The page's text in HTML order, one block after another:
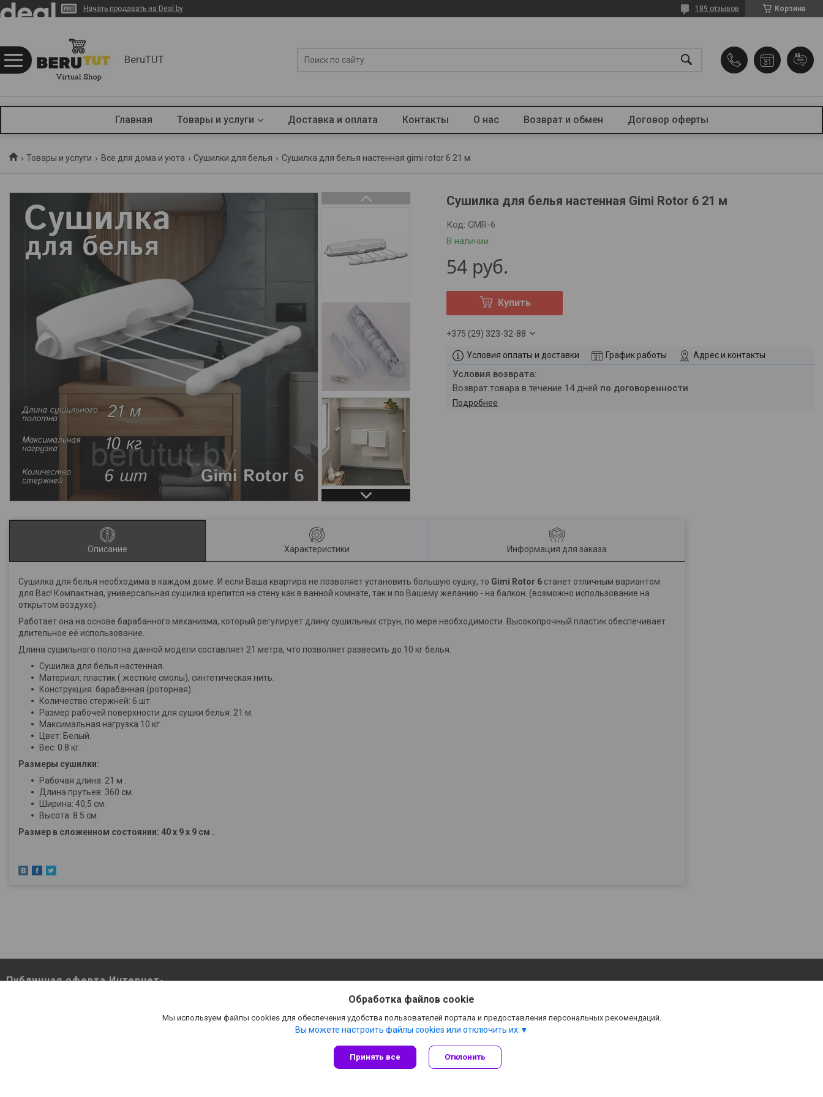
Начать продавать на Deal.by Корзина
189 отзывов
BeruTUT
Главная Товары и услуги Доставка и оплата Контакты О нас Возврат и обмен Договор оферты
Товары и услуги Все для дома и уюта Сушилки для белья Сушилка для белья настенная gimi rotor 6 21 м
Сушилка для белья настенная Gimi Rotor 6 21 м
В наличии
Код: GMR-6
54 руб.
Купить
+375 (29) 323-32-88
Условия оплаты и доставки График работы Адрес и контакты
возврат товара в течение 14 дней по договоренности
Подробнее
Описание Характеристики Информация для заказа
Сушилка для белья необходима в каждом доме. И если Ваша квартира не позволяет установить большую сушку, то Gimi Rotor 6 станет отличным вариантом
для Вас! Компактная, универсальная сушилка крепится на стену как в ванной комнате, так и по Вашему желанию - на балкон. (возможно использование на
открытом воздухе).
Работает она на основе барабанного механизма, который регулирует длину сушильных струн, по мере необходимости. Высокопрочный пластик обеспечивает
длительное её использование.
Длина сушильного полотна данной модели составляет 21 метра, что позволяет развесить до 10 кг белья.
Сушилка для белья настенная.
Материал: пластик ( жесткие смолы), синтетическая нить.
Конструкция: барабанная (роторная).
Количество стержней: 6 шт.
Размер рабочей поверхности для сушки белья: 21 м.
Максимальная нагрузка 10 кг.
Цвет: Белый.
Вес: 0.8 кг.
Размеры сушилки:
Рабочая длина: 21 м .
Длина прутьев: 360 см.
Ширина: 40,5 см.
Высота: 8.5 см.
Размер в сложенном состоянии: 40 х 9 х 9 см .
Публичная оферта Интернет-
Сайт создан на платформе Deal.by
Политика обработки файлов cookies
Обработка файлов cookie
Мы используем файлы cookies для обеспечения удобства пользователей портала и предоставления персональных рекомендаций.
Вы можете настроить файлы cookies или отключить их.
Принять все Отклонить